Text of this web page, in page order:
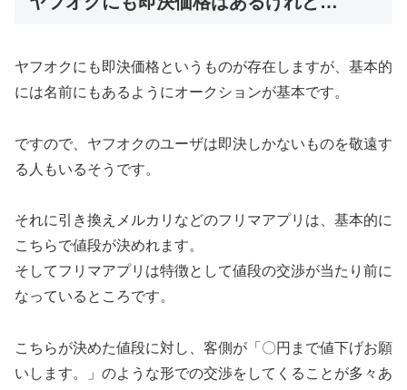
ヤフオクにも即決価格というものが存在しますが、基本的
には名前にもあるようにオークションが基本です。
ですので、ヤフオクのユーザは即決しかないものを敬遠す
る人もいるそうです。
それに引き換えメルカリなどのフリマアプリは、基本的に
こちらで値段が決めれます。
そしてフリマアプリは特徴として値段の交渉が当たり前に
なっているところです。
こちらが決めた値段に対し、客側が「〇円まで値下げお願
いします。」のような形での交渉をしてくることが多々あ